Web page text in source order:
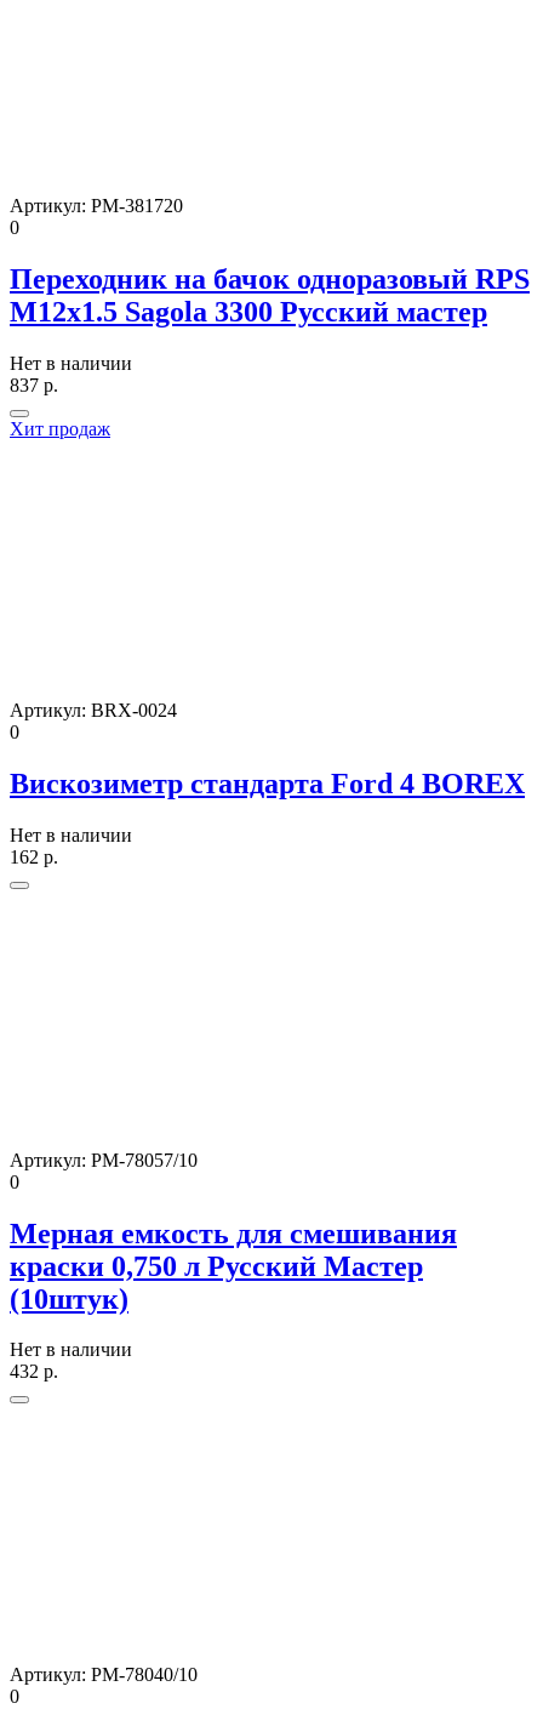
Артикул: РМ-381720
0
Переходник на бачок одноразовый RPS
М12х1.5 Sagola 3300 Русский мастер
Нет в наличии
837 р.
Хит продаж
Артикул: BRX-0024
0
Вискозиметр стандарта Ford 4 BOREX
Нет в наличии
162 р.
Артикул: РМ-78057/10
0
Мерная емкость для смешивания
краски 0,750 л Русский Мастер
(10штук)
Нет в наличии
432 р.
Артикул: РМ-78040/10
0